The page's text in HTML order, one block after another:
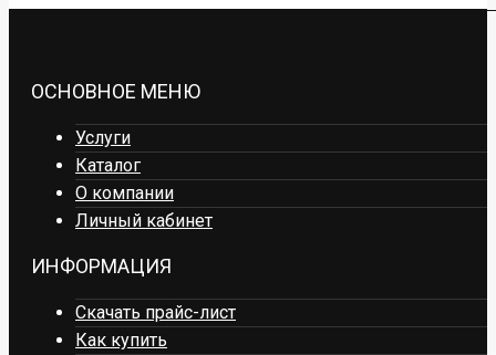
ОСНОВНОЕ МЕНЮ
Услуги
Каталог
О компании
Личный кабинет
ИНФОРМАЦИЯ
Скачать прайс-лист
Как купить